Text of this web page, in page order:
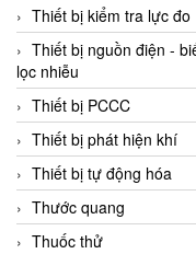
Thiết bị kiểm tra lực đo
Thiết bị nguồn điện -
lọc nhiễu
Thiết bị PCCC
Thiết bị phát hiện khí
Thiết bị tự động hóa
Thước quang
Thuốc thử